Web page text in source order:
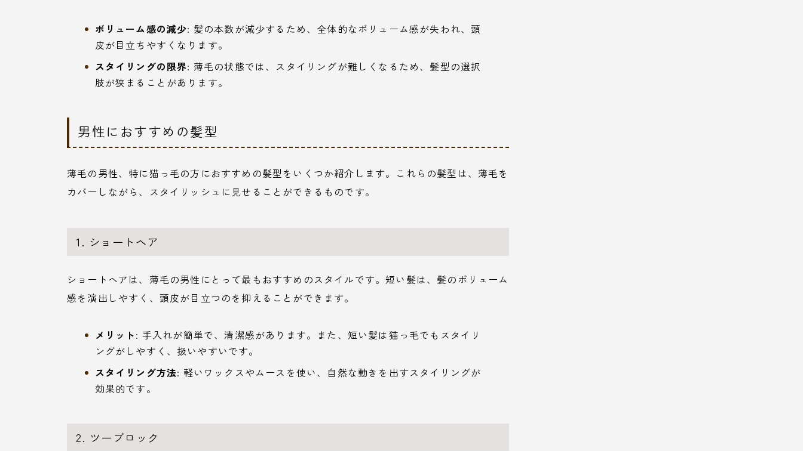
ボリューム感の減少: 髪の本数が減少するため、全体的なボリューム感が失われ、頭
皮が目立ちやすくなります。
スタイリングの限界: 薄毛の状態では、スタイリングが難しくなるため、髪型の選択
肢が狭まることがあります。
男性におすすめの髪型
薄毛の男性、特に猫っ毛の方におすすめの髪型をいくつか紹介します。これらの髪型は、薄毛を
カバーしながら、スタイリッシュに見せることができるものです。
1. ショートヘア
ショートヘアは、薄毛の男性にとって最もおすすめのスタイルです。短い髪は、髪のボリューム
感を演出しやすく、頭皮が目立つのを抑えることができます。
メリット: 手入れが簡単で、清潔感があります。また、短い髪は猫っ毛でもスタイリ
ングがしやすく、扱いやすいです。
スタイリング方法: 軽いワックスやムースを使い、自然な動きを出すスタイリングが
効果的です。
2. ツーブロック